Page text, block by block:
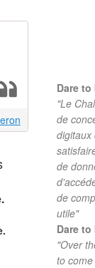
Dare
"Le
de
digitaux
de
de
utile"
Dare
"Over
to